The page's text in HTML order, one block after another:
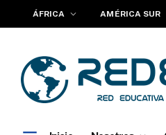
ÁFRICA AMÉRICA SUR